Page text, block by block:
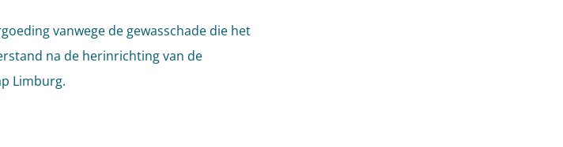
vanwege de gewasschade die het
na de herinrichting van de
Limburg.